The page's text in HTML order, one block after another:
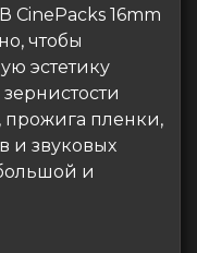
CinePacks 16mm
чтобы
эстетику
прожига пленки,
и звуковых
и